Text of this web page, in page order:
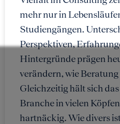
mehr nur in
Studiengängen.
Perspektiven,
Hintergründe prägen
verändern, wie
Gleichzeitig hält sich
Branche in vielen
hartnäckig. Wie divers